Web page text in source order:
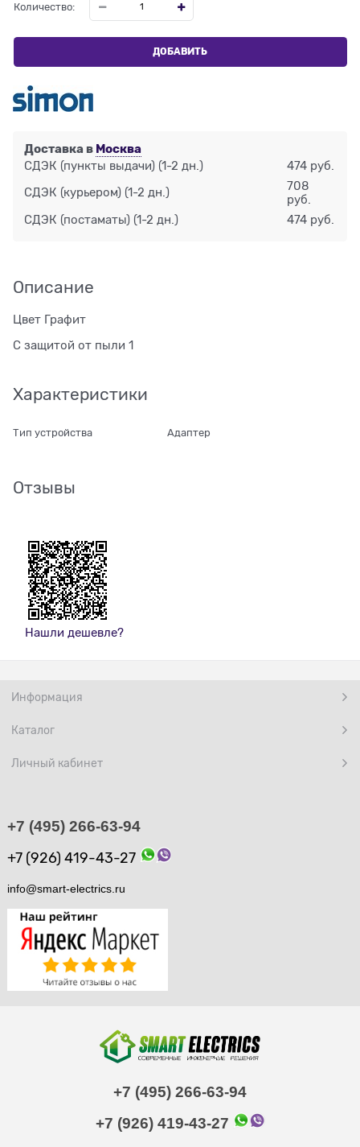
Количество:
ДОБАВИТЬ
Доставка в Москва
СДЭК (пункты выдачи) (1-2 дн.) 474 руб.
СДЭК (курьером) (1-2 дн.)
708
руб.
СДЭК (постаматы) (1-2 дн.) 474 руб.
Описание
Цвет Графит
С защитой от пыли 1
Характеристики
Тип устройства Адаптер
Отзывы
Нашли дешевле?
Информация
Каталог
Личный кабинет
+7 (495) 266-63-94
+7 (926) 419-43-27
info@smart-electrics.ru
+7 (495) 266-63-94
+7 (926) 419-43-27